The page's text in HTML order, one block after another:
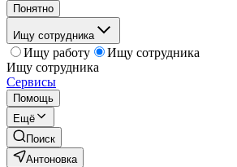
Понятно
Ищу сотрудника
Ищу работу
Ищу сотрудника
Ищу сотрудника
Сервисы
Помощь
Ещё
Поиск
Антоновка